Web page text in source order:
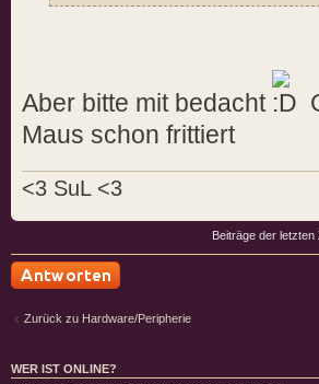
Aber bitte mit bedacht
Maus schon frittiert
<3 SuL <3
Beiträge der letzten
Zurück zu Hardware/Peripherie
WER IST ONLINE?